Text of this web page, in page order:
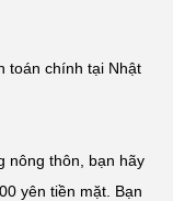
toán chính tại Nhật
nông thôn, bạn hãy
yên tiền mặt. Bạn